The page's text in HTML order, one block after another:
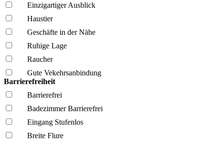
Einzigartiger Ausblick
Haustier
Geschäfte in der Nähe
Ruhige Lage
Raucher
Gute Vekehrsanbindung
Barrierefreiheit
Barrierefrei
Badezimmer Barrierefrei
Eingang Stufenlos
Breite Flure